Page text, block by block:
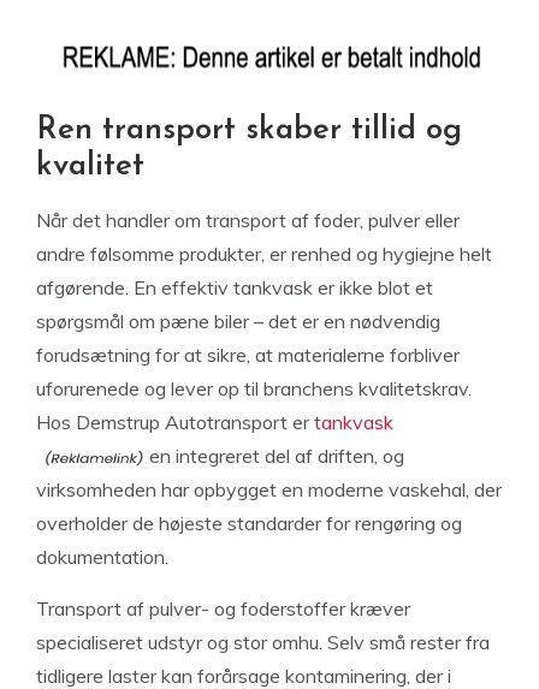
Ren transport skaber tillid og
kvalitet
Når det handler om transport af foder, pulver eller
andre følsomme produkter, er renhed og hygiejne helt
afgørende. En effektiv tankvask er ikke blot et
spørgsmål om pæne biler – det er en nødvendig
forudsætning for at sikre, at materialerne forbliver
uforurenede og lever op til branchens kvalitetskrav.
Hos Demstrup Autotransport ertankvask
en integreret del af driften, og
virksomheden har opbygget en moderne vaskehal, der
overholder de højeste standarder for rengøring og
dokumentation.
Transport af pulver- og foderstoffer kræver
specialiseret udstyr og stor omhu. Selv små rester fra
tidligere laster kan forårsage kontaminering, der i